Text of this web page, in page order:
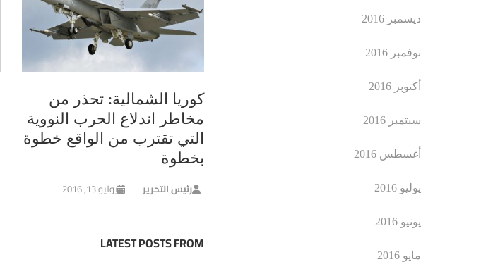
كوريا الشمالية: تحذر من
مخاطر اندلاع الحرب النووية
التي تقترب من الواقع خطوة
بخطوة
رئيس التحرير يوليو 13, 2016
LATEST POSTS FROM
ديسمبر 2016
نوفمبر 2016
أكتوبر 2016
سبتمبر 2016
أغسطس 2016
يوليو 2016
يونيو 2016
مايو 2016